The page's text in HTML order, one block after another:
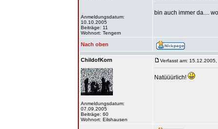
Anmeldungsdatum:
10.10.2005
Beiträge: 11
Wohnort: Tengern
bin auch immer da....
Nach oben
ChildofKorn
Anmeldungsdatum:
07.09.2005
Beiträge: 60
Wohnort: Eilshausen
Verfasst am:
Natüüürlich!